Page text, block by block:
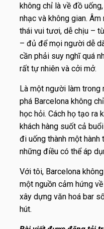
không chỉ là về đồ
nhạc và không gian.
thái vui tươi, dễ chịu –
– đủ để mọi người dễ
cần phải suy nghĩ quá
rất tự nhiên và cởi mở.
Là một người làm trong
phá Barcelona không
học hỏi. Cách họ tạo ra
khách hàng suốt cả
đi uống thành một
những điều có thể áp
Với tôi, Barcelona
một nguồn cảm hứng
xây dựng văn hoá bar
hút.